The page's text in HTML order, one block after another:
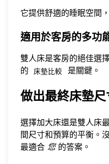
它提供舒適的睡眠空間
適用於客房的多功
雙人床是客房的絕佳選
的
床墊比較 是關鍵。
做出最終床墊
選擇加大床還是雙人床
間尺寸和預算的平衡。
最適合 您的答案。